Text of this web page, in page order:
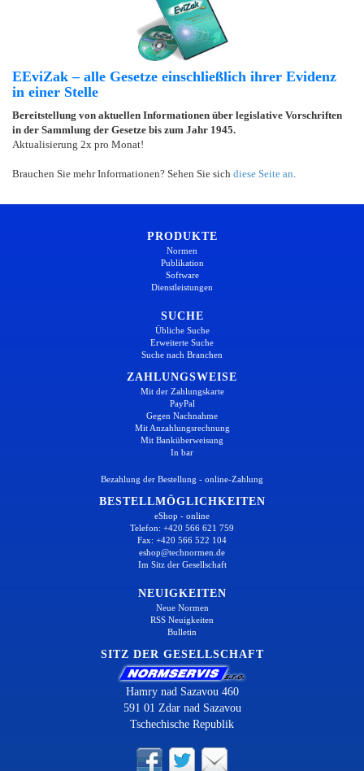
EEviZak – alle Gesetze einschließlich ihrer Evidenz
in einer Stelle
Bereitstellung von aktuellen Informationen über legislative Vorschriften
in der Sammlung der Gesetze bis zum Jahr 1945.
Aktualisierung 2x pro Monat!
Brauchen Sie mehr Informationen? Sehen Sie sich diese Seite an
PRODUKTE
Normen
Publikation
Software
Dienstleistungen
SUCHE
Übliche Suche
Erweiterte Suche
Suche nach Branchen
ZAHLUNGSWEISE
Mit der Zahlungskarte
PayPal
Gegen Nachnahme
Mit Anzahlungsrechnung
Mit Banküberweisung
In bar
Bezahlung der Bestellung - online-Zahlung
BESTELLMÖGLICHKEITEN
eShop - online
Telefon: +420 566 621 759
Fax: +420 566 522 104
eshop@technormen.de
Im Sitz der Gesellschaft
NEUIGKEITEN
Neue Normen
RSS Neuigkeiten
Bulletin
SITZ DER GESELLSCHAFT
Hamry nad Sazavou 460
591 01 Zdar nad Sazavou
Tschechische Republik